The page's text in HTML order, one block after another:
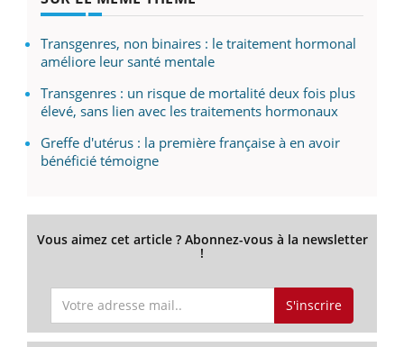
Transgenres, non binaires : le traitement hormonal
améliore leur santé mentale
Transgenres : un risque de mortalité deux fois plus
élevé, sans lien avec les traitements hormonaux
Greffe d'utérus : la première française à en avoir
bénéficié témoigne
Vous aimez cet article ? Abonnez-vous à la newsletter
!
S'inscrire